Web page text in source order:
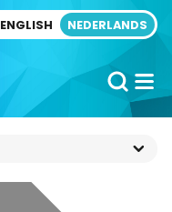
ENGLISH NEDERLANDS